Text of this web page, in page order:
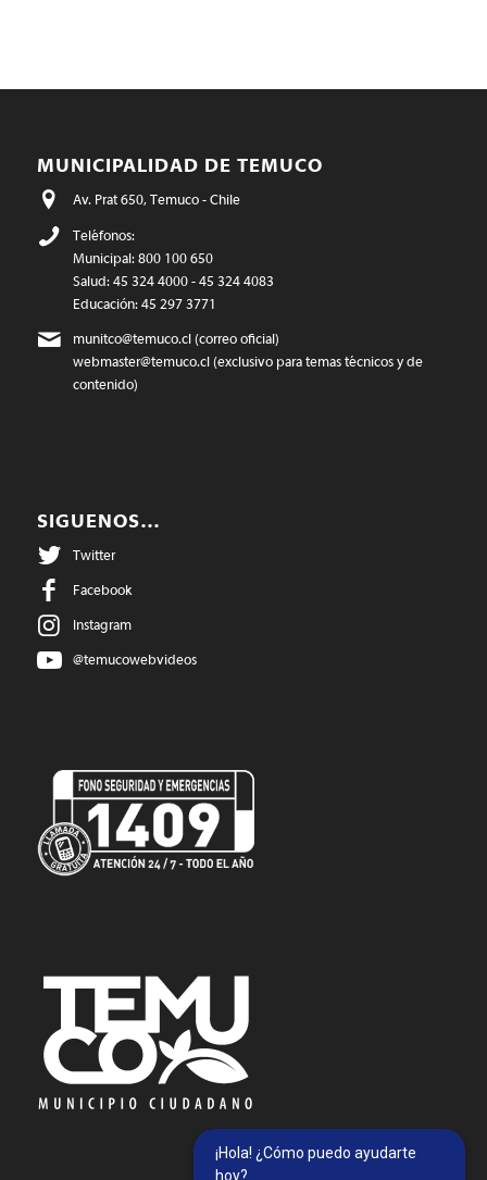
MUNICIPALIDAD DE TEMUCO
Av. Prat 650, Temuco - Chile
Teléfonos:
Municipal: 800 100 650
Salud: 45 324 4000 - 45 324 4083
Educación: 45 297 3771
munitco@temuco.cl(correo oficial)
webmaster@temuco.cl(exclusivo para temas técnicos y de
contenido)
SIGUENOS…
Twitter
Facebook
Instagram
@temucowebvideos
¡Hola! ¿Cómo puedo ayudarte
hoy?